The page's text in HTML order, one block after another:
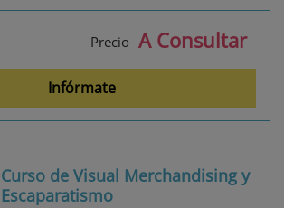
Precio A Consultar
Infórmate
Curso de Visual Merchandising y
Escaparatismo